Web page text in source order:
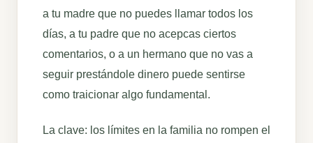
a tu madre que no puedes llamar todos los
días, a tu padre que no acepcas ciertos
comentarios, o a un hermano que no vas a
seguir prestándole dinero puede sentirse
como traicionar algo fundamental.
La clave: los límites en la familia no rompen el